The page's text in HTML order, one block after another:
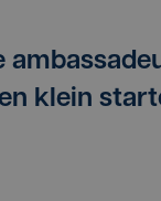
klein